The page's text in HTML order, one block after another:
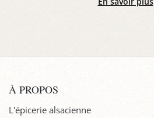
À PROPOS
L'épicerie alsacienne